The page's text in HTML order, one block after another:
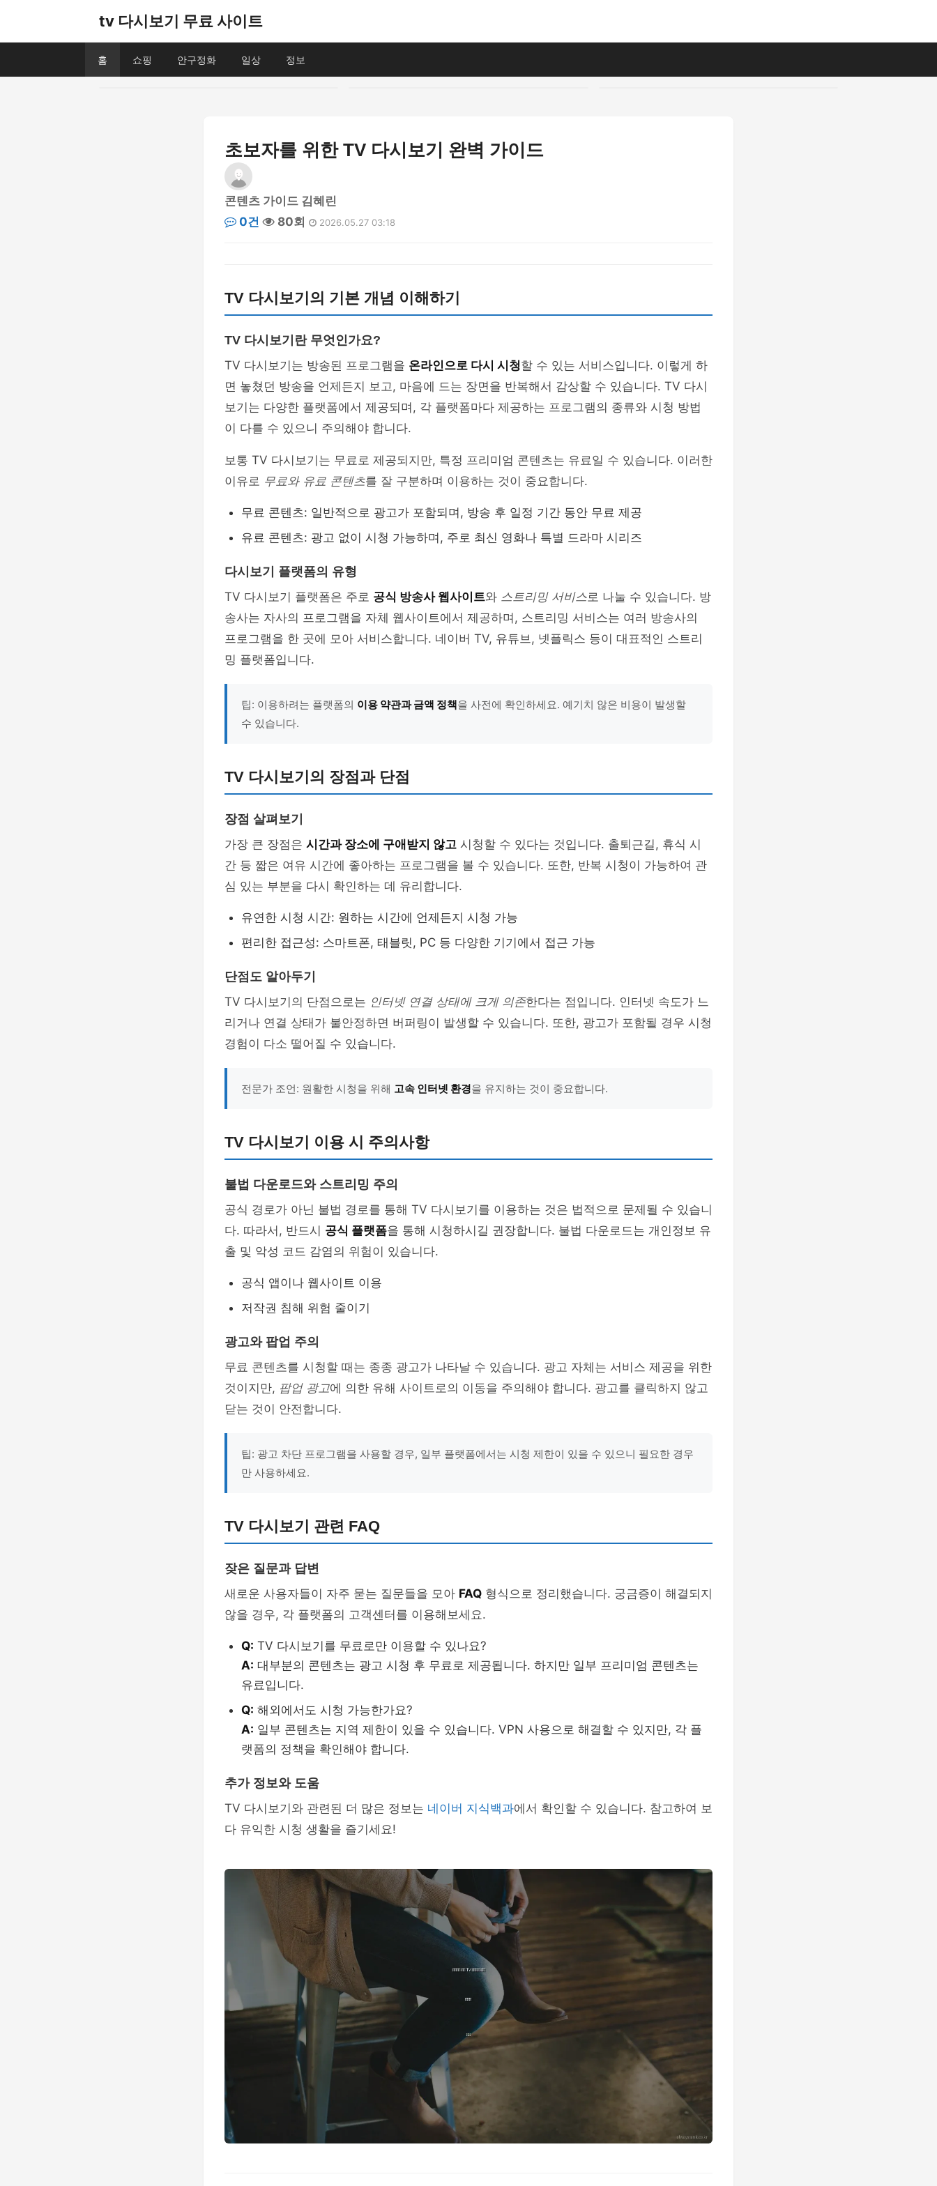
tv 다시보기 무료 사이트
홈 쇼핑 안구정화 일상 정보
초보자를 위한 TV 다시보기 완벽 가이드
콘텐츠 가이드 김혜린
0건
80회 2026.05.27 03:18
TV 다시보기의 기본 개념 이해하기
TV 다시보기란 무엇인가요?
TV 다시보기는 방송된 프로그램을 온라인으로 다시 시청할 수 있는 서비스입니다. 이렇게 하
면 놓쳤던 방송을 언제든지 보고, 마음에 드는 장면을 반복해서 감상할 수 있습니다. TV 다시
보기는 다양한 플랫폼에서 제공되며, 각 플랫폼마다 제공하는 프로그램의 종류와 시청 방법
이 다를 수 있으니 주의해야 합니다.
보통 TV 다시보기는 무료로 제공되지만, 특정 프리미엄 콘텐츠는 유료일 수 있습니다. 이러한
이유로 무료와 유료 콘텐츠를 잘 구분하며 이용하는 것이 중요합니다.
무료 콘텐츠: 일반적으로 광고가 포함되며, 방송 후 일정 기간 동안 무료 제공
유료 콘텐츠: 광고 없이 시청 가능하며, 주로 최신 영화나 특별 드라마 시리즈
다시보기 플랫폼의 유형
TV 다시보기 플랫폼은 주로 공식 방송사 웹사이트와 스트리밍 서비스로 나눌 수 있습니다. 방
송사는 자사의 프로그램을 자체 웹사이트에서 제공하며, 스트리밍 서비스는 여러 방송사의
프로그램을 한 곳에 모아 서비스합니다. 네이버 TV, 유튜브, 넷플릭스 등이 대표적인 스트리
밍 플랫폼입니다.
팁: 이용하려는 플랫폼의 이용 약관과 금액 정책을 사전에 확인하세요. 예기치 않은 비용이 발생할
수 있습니다.
TV 다시보기의 장점과 단점
장점 살펴보기
가장 큰 장점은 시간과 장소에 구애받지 않고 시청할 수 있다는 것입니다. 출퇴근길, 휴식 시
간 등 짧은 여유 시간에 좋아하는 프로그램을 볼 수 있습니다. 또한, 반복 시청이 가능하여 관
심 있는 부분을 다시 확인하는 데 유리합니다.
유연한 시청 시간: 원하는 시간에 언제든지 시청 가능
편리한 접근성: 스마트폰, 태블릿, PC 등 다양한 기기에서 접근 가능
단점도 알아두기
TV 다시보기의 단점으로는 인터넷 연결 상태에 크게 의존한다는 점입니다. 인터넷 속도가 느
리거나 연결 상태가 불안정하면 버퍼링이 발생할 수 있습니다. 또한, 광고가 포함될 경우 시청
경험이 다소 떨어질 수 있습니다.
전문가 조언: 원활한 시청을 위해 고속 인터넷 환경을 유지하는 것이 중요합니다.
TV 다시보기 이용 시 주의사항
불법 다운로드와 스트리밍 주의
공식 경로가 아닌 불법 경로를 통해 TV 다시보기를 이용하는 것은 법적으로 문제될 수 있습니
다. 따라서, 반드시 공식 플랫폼을 통해 시청하시길 권장합니다. 불법 다운로드는 개인정보 유
출 및 악성 코드 감염의 위험이 있습니다.
공식 앱이나 웹사이트 이용
저작권 침해 위험 줄이기
광고와 팝업 주의
무료 콘텐츠를 시청할 때는 종종 광고가 나타날 수 있습니다. 광고 자체는 서비스 제공을 위한
것이지만, 팝업 광고에 의한 유해 사이트로의 이동을 주의해야 합니다. 광고를 클릭하지 않고
닫는 것이 안전합니다.
팁: 광고 차단 프로그램을 사용할 경우, 일부 플랫폼에서는 시청 제한이 있을 수 있으니 필요한 경우
만 사용하세요.
TV 다시보기 관련 FAQ
잦은 질문과 답변
새로운 사용자들이 자주 묻는 질문들을 모아 FAQ 형식으로 정리했습니다. 궁금증이 해결되지
않을 경우, 각 플랫폼의 고객센터를 이용해보세요.
Q: TV 다시보기를 무료로만 이용할 수 있나요?
A: 대부분의 콘텐츠는 광고 시청 후 무료로 제공됩니다. 하지만 일부 프리미엄 콘텐츠는
유료입니다.
Q: 해외에서도 시청 가능한가요?
A: 일부 콘텐츠는 지역 제한이 있을 수 있습니다. VPN 사용으로 해결할 수 있지만, 각 플
랫폼의 정책을 확인해야 합니다.
추가 정보와 도움
TV 다시보기와 관련된 더 많은 정보는 네이버 지식백과에서 확인할 수 있습니다. 참고하여 보
다 유익한 시청 생활을 즐기세요!